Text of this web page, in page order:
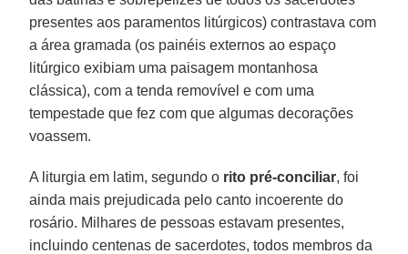
presentes aos paramentos litúrgicos) contrastava com
a área gramada (os painéis externos ao espaço
litúrgico exibiam uma paisagem montanhosa
clássica), com a tenda removível e com uma
tempestade que fez com que algumas decorações
voassem.
A liturgia em latim, segundo o rito pré-conciliar, foi
ainda mais prejudicada pelo canto incoerente do
rosário. Milhares de pessoas estavam presentes,
incluindo centenas de sacerdotes, todos membros da